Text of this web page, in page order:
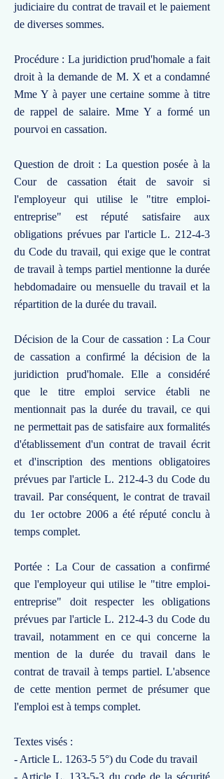
judiciaire du contrat de travail et le paiement
de diverses sommes.
Procédure : La juridiction prud'homale a fait
droit à la demande de M. X et a condamné
Mme Y à payer une certaine somme à titre
de rappel de salaire. Mme Y a formé un
pourvoi en cassation.
Question de droit : La question posée à la
Cour de cassation était de savoir si
l'employeur qui utilise le "titre emploi-
entreprise" est réputé satisfaire aux
obligations prévues par l'article L. 212-4-3
du Code du travail, qui exige que le contrat
de travail à temps partiel mentionne la durée
hebdomadaire ou mensuelle du travail et la
répartition de la durée du travail.
Décision de la Cour de cassation : La Cour
de cassation a confirmé la décision de la
juridiction prud'homale. Elle a considéré
que le titre emploi service établi ne
mentionnait pas la durée du travail, ce qui
ne permettait pas de satisfaire aux formalités
d'établissement d'un contrat de travail écrit
et d'inscription des mentions obligatoires
prévues par l'article L. 212-4-3 du Code du
travail. Par conséquent, le contrat de travail
du 1er octobre 2006 a été réputé conclu à
temps complet.
Portée : La Cour de cassation a confirmé
que l'employeur qui utilise le "titre emploi-
entreprise" doit respecter les obligations
prévues par l'article L. 212-4-3 du Code du
travail, notamment en ce qui concerne la
mention de la durée du travail dans le
contrat de travail à temps partiel. L'absence
de cette mention permet de présumer que
l'emploi est à temps complet.
Textes visés :
- Article L. 1263-5 5°) du Code du travail
- Article L. 133-5-3 du code de la sécurité